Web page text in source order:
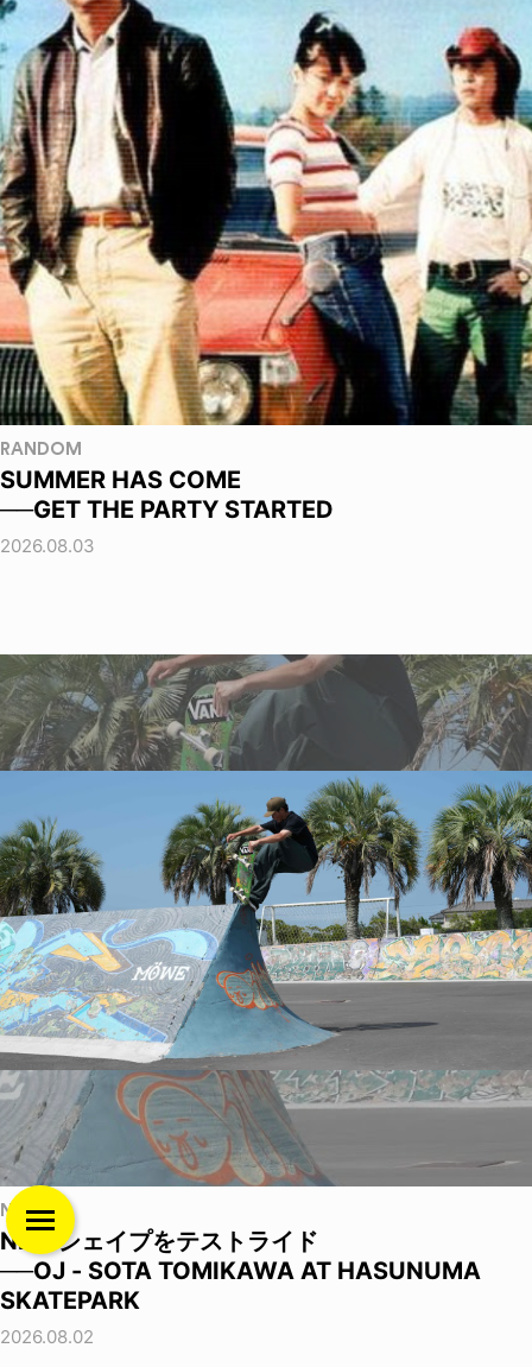
RANDOM
SUMMER HAS COME
──GET THE PARTY STARTED
2026.08.03
NEWS
NEWシェイプをテストライド
──OJ - SOTA TOMIKAWA AT HASUNUMA
SKATEPARK
2026.08.02